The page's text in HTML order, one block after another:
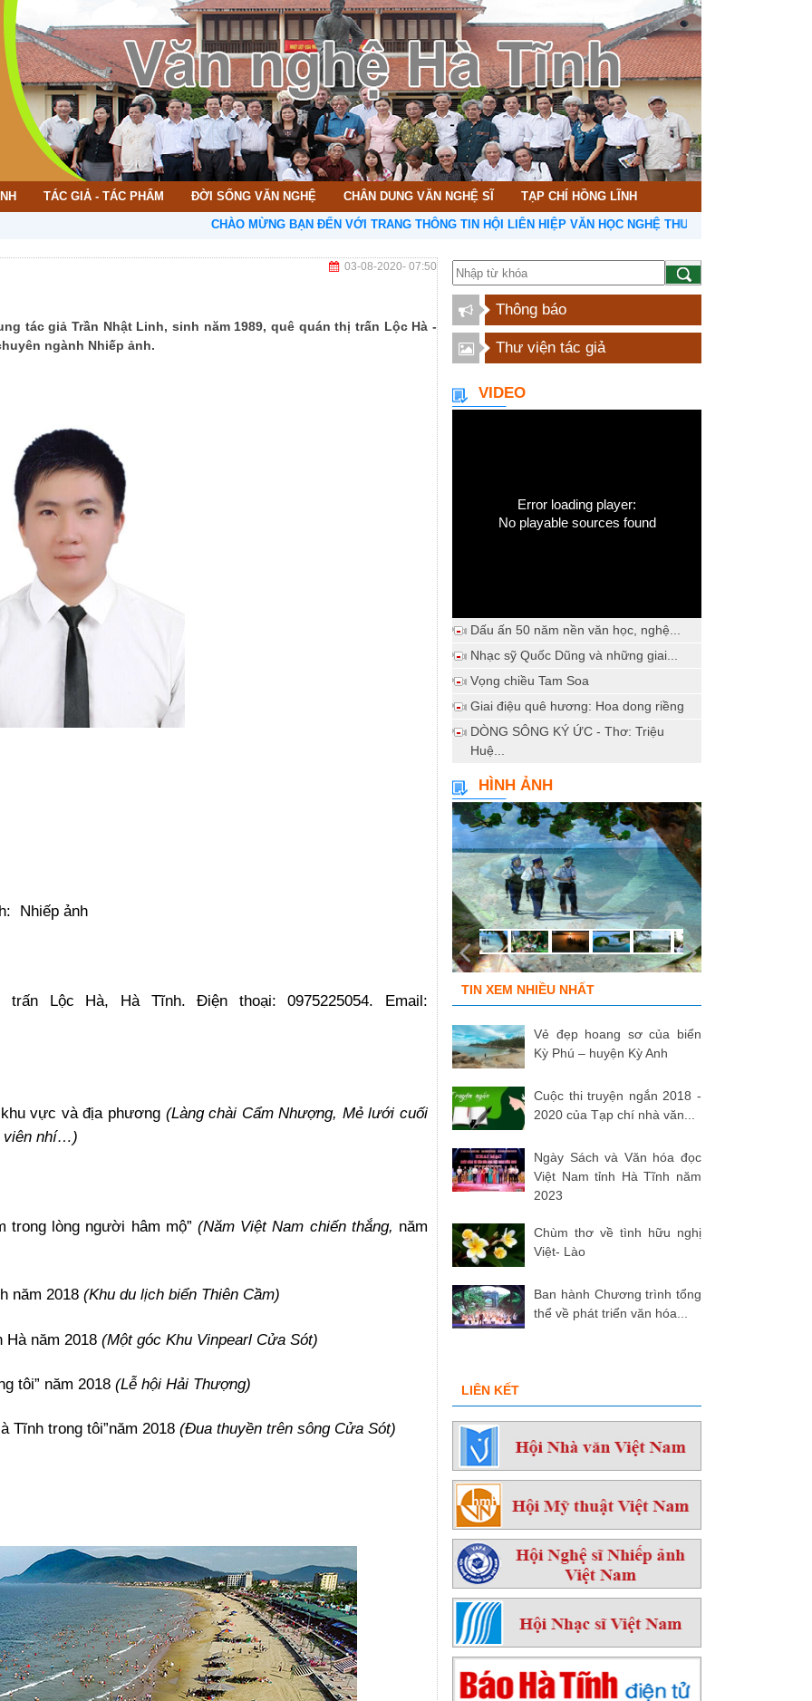
TÁC GIẢ - TÁC PHẨM ĐỜI SỐNG VĂN NGHỆ CHÂN DUNG VĂN NGHỆ SĨ TẠP CHÍ HỒNG LĨNH
CHÀO MỪNG BẠN ĐẾN VỚI TRANG THÔNG TIN HỘI LIÊN HIỆP VĂN HỌC NGHỆ THUẬT HÀ TĨNH
03-08-2020- 07:50
tác giả Trần Nhật Linh, sinh năm 1989, quê quán thị trấn Lộc Hà -
ngành Nhiếp ảnh.
Nhiếp ảnh
Lộc Hà, Hà Tĩnh. Điện thoại: 0975225054. Email:
vực và địa phương (Làng chài Cẩm Nhượng, Mẻ lưới cuối
viên nhí…)
trong lòng người hâm mộ”(Năm Việt Nam chiến thắng, năm
năm 2018 (Khu du lịch biển Thiên Cầm)
Hà năm 2018 (Một góc Khu Vinpearl Cửa Sót)
tôi” năm 2018 (Lễ hội Hải Thượng)
Tĩnh trong tôi”năm 2018 (Đua thuyền trên sông Cửa Sót)
Thông báo
Thư viện tác giả
VIDEO
Error loading player:
No playable sources found
Dấu ấn 50 năm nền văn học, nghệ...
Nhạc sỹ Quốc Dũng và những giai...
Vọng chiều Tam Soa
Giai điệu quê hương: Hoa dong riềng
DÒNG SÔNG KÝ ỨC - Thơ: Triệu
Huệ...
HÌNH ẢNH
TIN XEM NHIỀU NHẤT
Vẻ đẹp hoang sơ của biển
Kỳ Phú – huyện Kỳ Anh
Cuộc thi truyện ngắn 2018 -
2020 của Tạp chí nhà văn...
Ngày Sách và Văn hóa đọc
Việt Nam tỉnh Hà Tĩnh năm
2023
Chùm thơ về tình hữu nghị
Việt- Lào
Ban hành Chương trình tổng
thể về phát triển văn hóa...
LIÊN KẾT